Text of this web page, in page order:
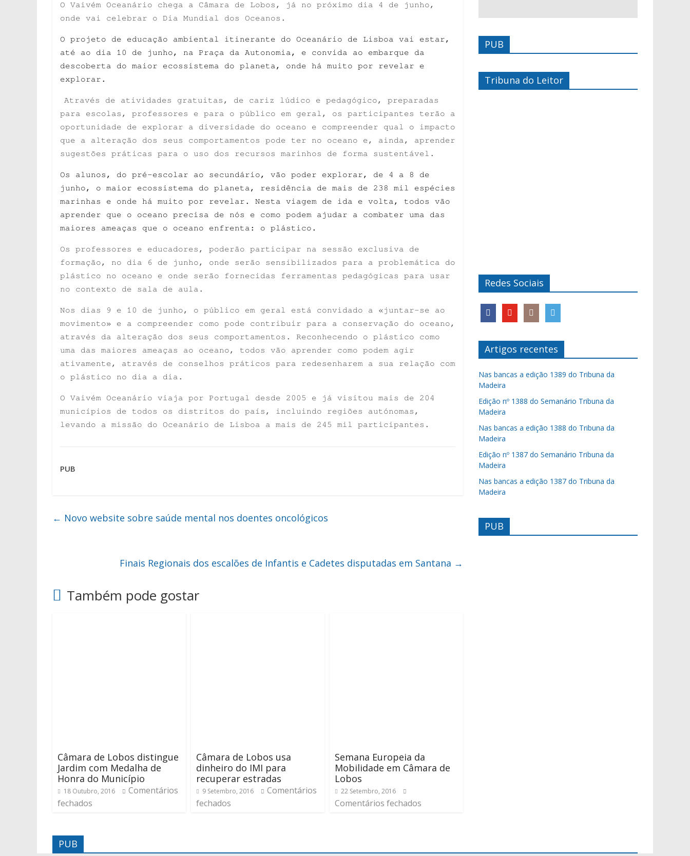
O Vaivém Oceanário chega a Câmara de Lobos, já no próximo dia 4 de junho,
onde vai celebrar o Dia Mundial dos Oceanos.
O projeto de educação ambiental itinerante do Oceanário de Lisboa vai estar,
até ao dia 10 de junho, na Praça da Autonomia, e convida ao embarque da
descoberta do maior ecossistema do planeta, onde há muito por revelar e
explorar.
Através de atividades gratuitas, de cariz lúdico e pedagógico, preparadas
para escolas, professores e para o público em geral, os participantes terão a
oportunidade de explorar a diversidade do oceano e compreender qual o impacto
que a alteração dos seus comportamentos pode ter no oceano e, ainda, aprender
sugestões práticas para o uso dos recursos marinhos de forma sustentável.
Os alunos, do pré-escolar ao secundário, vão poder explorar, de 4 a 8 de
junho, o maior ecossistema do planeta, residência de mais de 238 mil espécies
marinhas e onde há muito por revelar. Nesta viagem de ida e volta, todos vão
aprender que o oceano precisa de nós e como podem ajudar a combater uma das
maiores ameaças que o oceano enfrenta: o plástico.
Os professores e educadores, poderão participar na sessão exclusiva de
formação, no dia 6 de junho, onde serão sensibilizados para a problemática do
plástico no oceano e onde serão fornecidas ferramentas pedagógicas para usar
no contexto de sala de aula.
Nos dias 9 e 10 de junho, o público em geral está convidado a «juntar-se ao
movimento» e a compreender como pode contribuir para a conservação do oceano,
através da alteração dos seus comportamentos. Reconhecendo o plástico como
uma das maiores ameaças ao oceano, todos vão aprender como podem agir
ativamente, através de conselhos práticos para redesenharem a sua relação com
o plástico no dia a dia.
O Vaivém Oceanário viaja por Portugal desde 2005 e já visitou mais de 204
municípios de todos os distritos do país, incluindo regiões autónomas,
levando a missão do Oceanário de Lisboa a mais de 245 mil participantes.
PUB
← Novo website sobre saúde mental nos doentes oncológicos
Finais Regionais dos escalões de Infantis e Cadetes disputadas em Santana →
Também pode gostar
Câmara de Lobos distingue
Jardim com Medalha de
Honra do Município
18 Outubro, 2016
Comentários
fechados
Câmara de Lobos usa
dinheiro do IMI para
recuperar estradas
9 Setembro, 2016
Comentários
fechados
Semana Europeia da
Mobilidade em Câmara de
Lobos
22 Setembro, 2016
Comentários fechados
PUB
Tribuna do Leitor
Redes Sociais
Artigos recentes
Nas bancas a edição 1389 do Tribuna da
Madeira
Edição nº 1388 do Semanário Tribuna da
Madeira
Nas bancas a edição 1388 do Tribuna da
Madeira
Edição nº 1387 do Semanário Tribuna da
Madeira
Nas bancas a edição 1387 do Tribuna da
Madeira
PUB
PUB